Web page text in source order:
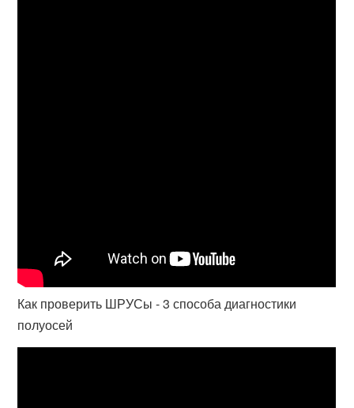
Как проверить ШРУСы - 3 способа диагностики
полуосей